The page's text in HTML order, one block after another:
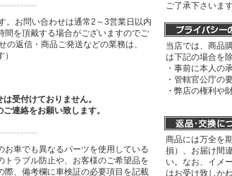
。お問い合わせは通常2～3営業日以内
間を頂戴する場合がございますのでご
の返信・商品ご発送などの業務は、
受付けておりません。
連絡をお願い致します。
お車でも異なるパーツを使用している
ラブル防止や、お客様のご希望品を
際、備考欄に車検証の必要項目を記載
ご了承下さいま
当店では、商品
は下記の場合を
・事前に本人の
・管轄官公庁の
・弊店の権利や
商品には万全を
損）、お届け間
い。なお、イメ
はお受け致しか